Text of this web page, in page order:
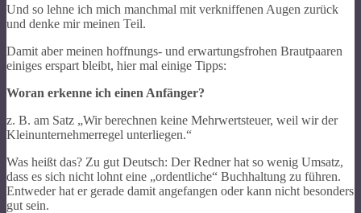
Und so lehne ich mich manchmal mit verkniffenen Augen zurück
und denke mir meinen Teil.
Damit aber meinen hoffnungs- und erwartungsfrohen Brautpaaren
einiges erspart bleibt, hier mal einige Tipps:
Woran erkenne ich einen Anfänger?
z. B. am Satz „Wir berechnen keine Mehrwertsteuer, weil wir der
Kleinunternehmerregel unterliegen.“
Was heißt das? Zu gut Deutsch: Der Redner hat so wenig Umsatz,
dass es sich nicht lohnt eine „ordentliche“ Buchhaltung zu führen.
Entweder hat er gerade damit angefangen oder kann nicht besonders
gut sein.